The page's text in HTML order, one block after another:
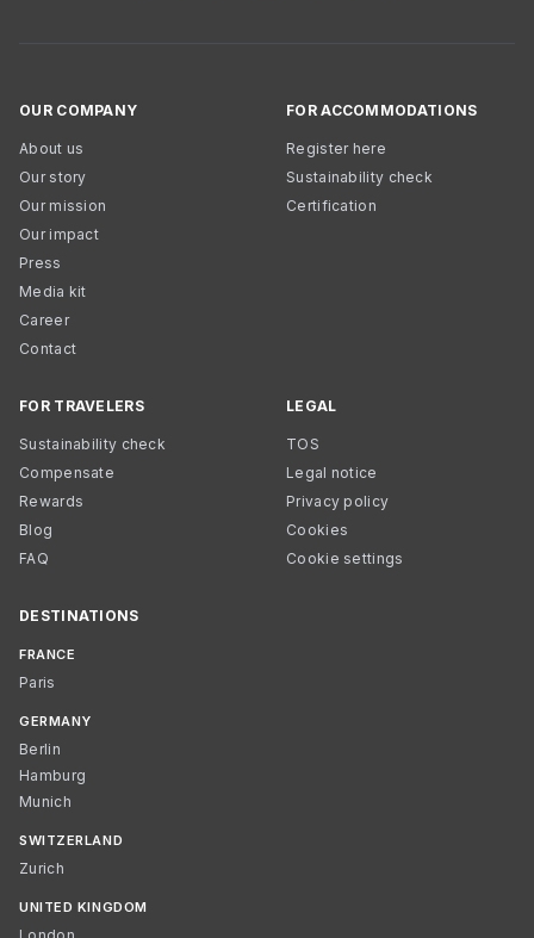
OUR COMPANY
About us
Our story
Our mission
Our impact
Press
Media kit
Career
Contact
FOR ACCOMMODATIONS
Register here
Sustainability check
Certification
FOR TRAVELERS
Sustainability check
Compensate
Rewards
Blog
FAQ
LEGAL
TOS
Legal notice
Privacy policy
Cookies
Cookie settings
DESTINATIONS
FRANCE
Paris
GERMANY
Berlin
Hamburg
Munich
SWITZERLAND
Zurich
UNITED KINGDOM